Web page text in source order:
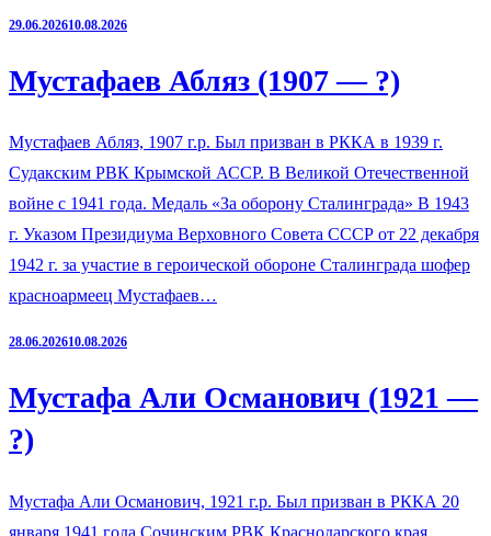
29.06.202610.08.2026
Мустафаев Абляз (1907 — ?)
Мустафаев Абляз, 1907 г.р. Был призван в РККА в 1939 г.
Судакским РВК Крымской АССР. В Великой Отечественной
войне с 1941 года. Медаль «За оборону Сталинграда» В 1943
г. Указом Президиума Верховного Совета СССР от 22 декабря
1942 г. за участие в героической обороне Сталинграда шофер
красноармеец Мустафаев…
28.06.202610.08.2026
Мустафа Али Османович (1921 —
?)
Мустафа Али Османович, 1921 г.р. Был призван в РККА 20
января 1941 года Сочинским РВК Краснодарского края.